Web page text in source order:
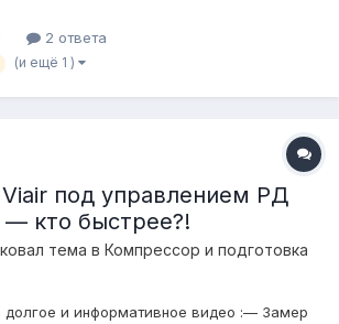
2 ответа
(и ещё 1 )
под управлением РД
— кто быстрее?!
тема в Компресcор и подготовка
долгое и информативное видео :— Замер